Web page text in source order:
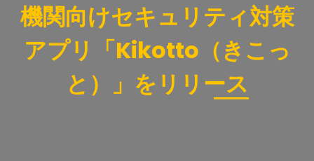
機関向けセキュリティ対策
アプリ「Kikotto（きこっ
と）」をリリース